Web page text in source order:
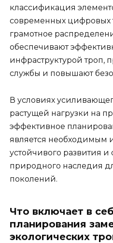
классификация
современных цифровых
грамотное
обеспечивают
инфраструктурой троп,
службы и повышают
В условиях
растущей нагрузки на
эффективное
является необходимым
устойчивого развития и
природного наследия
поколений.
Что включает в
планирования
экологических